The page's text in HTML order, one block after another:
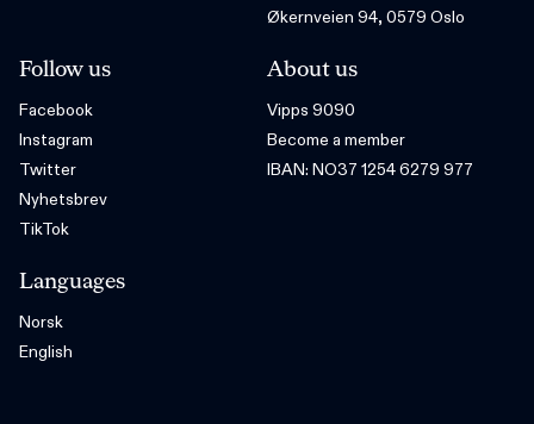
Økernveien 94, 0579 Oslo
Follow us
Facebook
Instagram
Twitter
Nyhetsbrev
TikTok
About us
Vipps 9090
Become a member
IBAN: NO37 1254 6279 977
Languages
Norsk
English